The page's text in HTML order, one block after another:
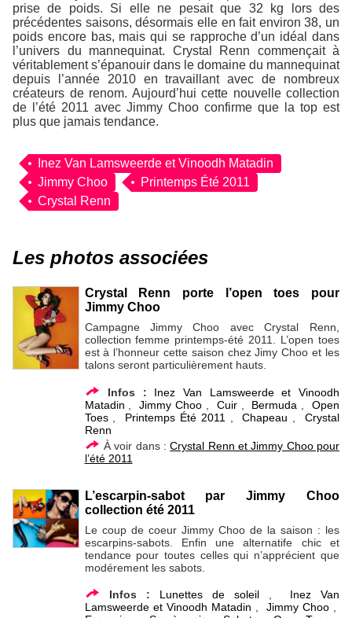
prise de poids. Si elle ne pesait que 32 kg lors des
précédentes saisons, désormais elle en fait environ 38, un
poids encore bas, mais qui se rapproche d’un idéal dans
l’univers du mannequinat. Crystal Renn commençait à
véritablement s’épanouir dans le domaine du mannequinat
depuis l’année 2010 en travaillant avec de nombreux
créateurs de renom. Aujourd’hui cette nouvelle collection
de l’été 2011 avec Jimmy Choo confirme que la top est
plus que jamais tendance.
Inez Van Lamsweerde et Vinoodh Matadin
Jimmy Choo
Printemps Été 2011
Crystal Renn
Les photos associées
Crystal Renn porte l’open toes pour
Jimmy Choo
Campagne Jimmy Choo avec Crystal Renn,
collection femme printemps-été 2011. L’open toes
est à l’honneur cette saison chez Jimy Choo et les
talons seront particulièrement hauts.
Infos :
Inez Van Lamsweerde et Vinoodh
Matadin ,Jimmy Choo Cuir, Bermuda ,Open
Toes, Printemps Été 2011 ,Chapeau ,Crystal
Renn
À voir dans :Crystal Renn et Jimmy Choo pour
l’été 2011
L’escarpin-sabot par Jimmy Choo
collection été 2011
Le coup de coeur Jimmy Choo de la saison : les
escarpins-sabots. Enfin une alternatife chic et
tendance pour toutes celles qui n’apprécient que
modérement les sabots.
Infos : Lunettes de soleil, Inez Van
Lamsweerde et Vinoodh Matadin
Jimmy Choo,